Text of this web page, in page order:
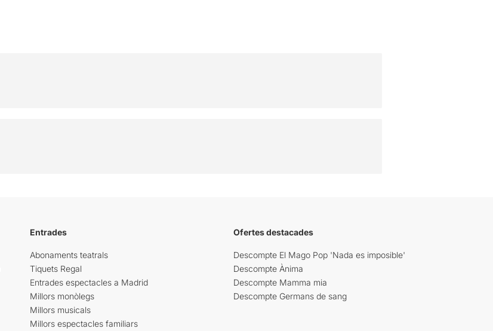
Entrades
Abonaments teatrals
Tiquets Regal
Entrades espectacles a Madrid
Millors monòlegs
Millors musicals
Millors espectacles familiars
Ofertes destacades
Descompte El Mago Pop 'Nada es imposible'
Descompte Ànima
Descompte Mamma mia
Descompte Germans de sang